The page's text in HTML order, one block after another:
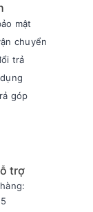
mật
chuyển
trả
góp
trợ